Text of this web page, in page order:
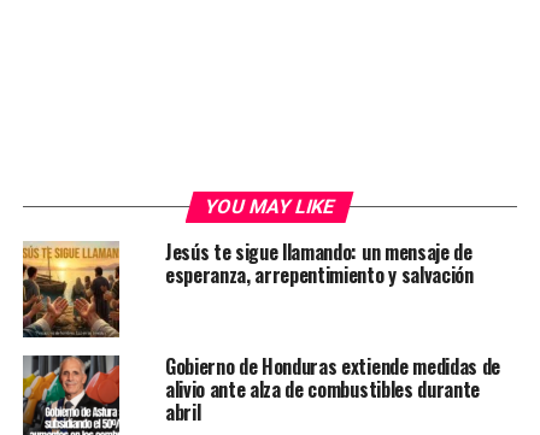
YOU MAY LIKE
Jesús te sigue llamando: un mensaje de
esperanza, arrepentimiento y salvación
Gobierno de Honduras extiende medidas de
alivio ante alza de combustibles durante
abril